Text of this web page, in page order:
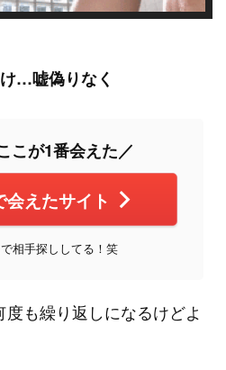
…嘘偽りなく
こが1番会えた／
えたサイト
相手探ししてる！笑
も繰り返しになるけどよ